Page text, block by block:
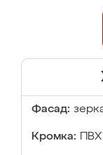
Фасад:
Кромка: